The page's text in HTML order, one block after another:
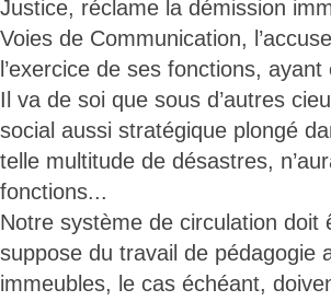
Justice, réclame la démission
Voies de Communication,
l’exercice de ses fonctions,
Il va de soi que sous d’autres
social aussi stratégique plongé
telle multitude de désastres,
fonctions...
Notre système de circulation
suppose du travail de pédagogie
immeubles, le cas échéant,